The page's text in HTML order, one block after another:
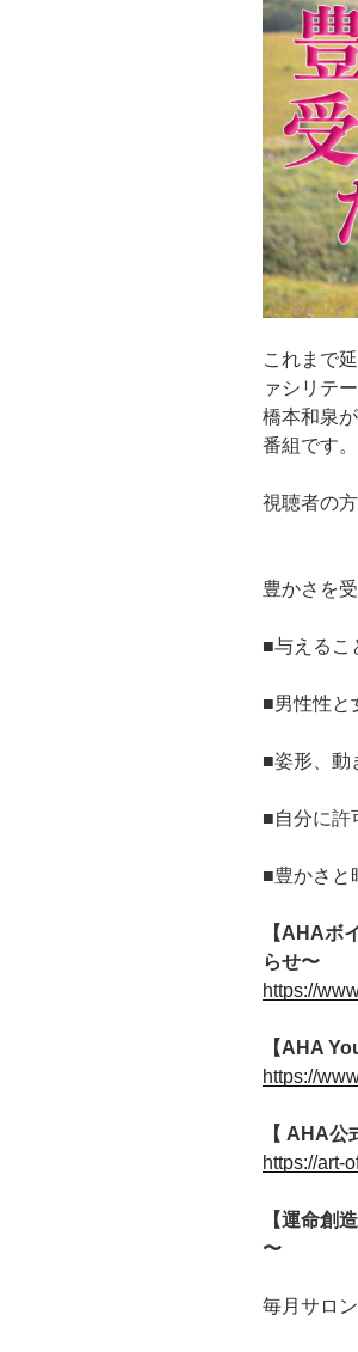
これまで
ァシリテー
橋本和泉
番組です。
視聴者の
豊かさを
■与えるこ
■男性性と
■姿形、動
■自分に許
■豊かさと
【AHAボ
らせ〜
https://
【AHA
https://
【 AHA公
https://art-
【運命創
〜
毎月サロ